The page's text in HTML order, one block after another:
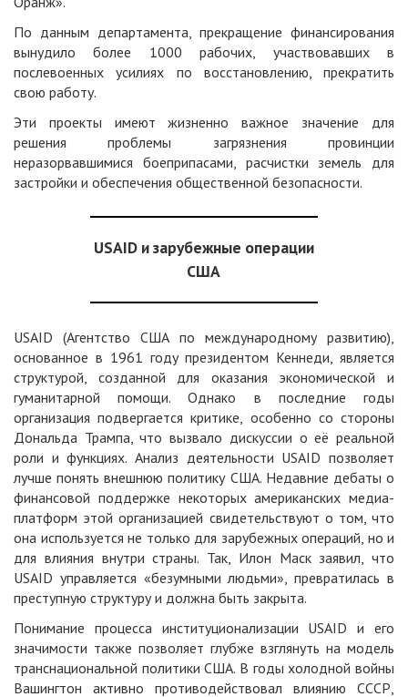
По данным департамента, прекращение финансирования
вынудило более 1000 рабочих, участвовавших в
послевоенных усилиях по восстановлению, прекратить
свою работу.
Эти проекты имеют жизненно важное значение для
решения проблемы загрязнения провинции
неразорвавшимися боеприпасами, расчистки земель для
застройки и обеспечения общественной безопасности.
USAID и зарубежные операции
США
USAID (Агентство США по международному развитию),
основанное в 1961 году президентом Кеннеди, является
структурой, созданной для оказания экономической и
гуманитарной помощи. Однако в последние годы
организация подвергается критике, особенно со стороны
Дональда Трампа, что вызвало дискуссии о её реальной
роли и функциях. Анализ деятельности USAID позволяет
лучше понять внешнюю политику США. Недавние дебаты о
финансовой поддержке некоторых американских медиа-
платформ этой организацией свидетельствуют о том, что
она используется не только для зарубежных операций, но и
для влияния внутри страны. Так, Илон Маск заявил, что
USAID управляется «безумными людьми», превратилась в
преступную структуру и должна быть закрыта.
Понимание процесса институционализации USAID и его
значимости также позволяет глубже взглянуть на модель
транснациональной политики США. В годы холодной войны
Вашингтон активно противодействовал влиянию СССР,